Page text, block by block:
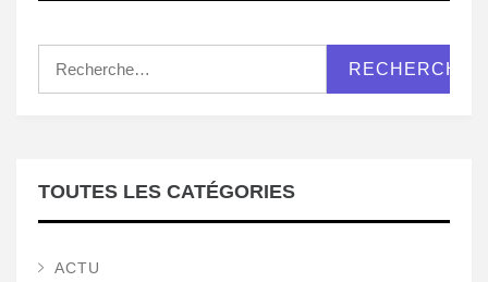
TOUTES LES CATÉGORIES
ACTU